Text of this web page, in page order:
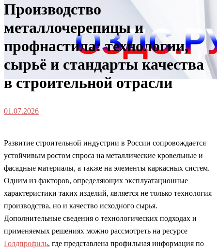
Производство
металлочерепицы и
профнастила: технологии,
сырьё и стандарты качества
в строительной отрасли
01.07.2026
Развитие строительной индустрии в России сопровождается
устойчивым ростом спроса на металлические кровельные и
фасадные материалы, а также на элементы каркасных систем.
Одним из факторов, определяющих эксплуатационные
характеристики таких изделий, является не только технология
производства, но и качество исходного сырья.
Дополнительные сведения о технологических подходах и
применяемых решениях можно рассмотреть на ресурсе
Голдпрофиль, где представлена профильная информация по